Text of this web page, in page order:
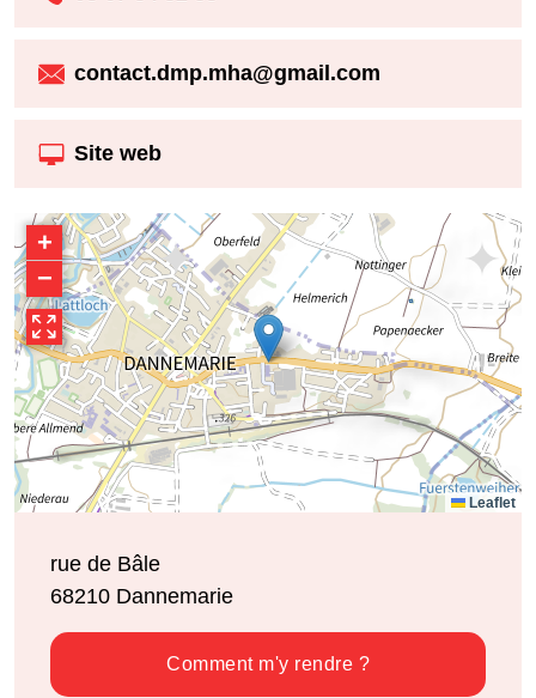
contact.dmp.mha@gmail.com
Site web
+
−
Leaflet
rue de Bâle
68210 Dannemarie
Comment m'y rendre ?